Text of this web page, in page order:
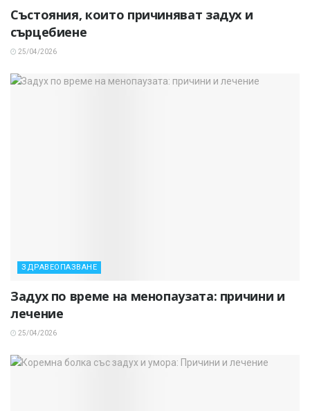
Състояния, които причиняват задух и
сърцебиене
25/04/2026
ЗДРАВЕОПАЗВАНЕ
Задух по време на менопаузата: причини и
лечение
25/04/2026